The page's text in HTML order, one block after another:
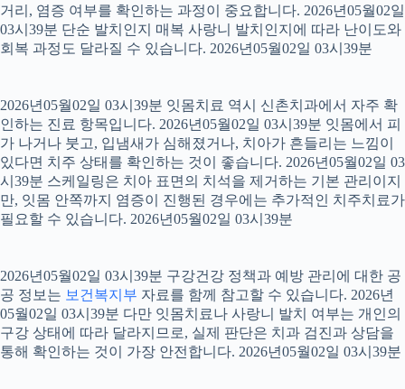
거리, 염증 여부를 확인하는 과정이 중요합니다. 2026년05월02일
03시39분 단순 발치인지 매복 사랑니 발치인지에 따라 난이도와
회복 과정도 달라질 수 있습니다. 2026년05월02일 03시39분
2026년05월02일 03시39분 잇몸치료 역시 신촌치과에서 자주 확
인하는 진료 항목입니다. 2026년05월02일 03시39분 잇몸에서 피
가 나거나 붓고, 입냄새가 심해졌거나, 치아가 흔들리는 느낌이
있다면 치주 상태를 확인하는 것이 좋습니다. 2026년05월02일 03
시39분 스케일링은 치아 표면의 치석을 제거하는 기본 관리이지
만, 잇몸 안쪽까지 염증이 진행된 경우에는 추가적인 치주치료가
필요할 수 있습니다. 2026년05월02일 03시39분
2026년05월02일 03시39분 구강건강 정책과 예방 관리에 대한 공
공 정보는 보건복지부 자료를 함께 참고할 수 있습니다. 2026년
05월02일 03시39분 다만 잇몸치료나 사랑니 발치 여부는 개인의
구강 상태에 따라 달라지므로, 실제 판단은 치과 검진과 상담을
통해 확인하는 것이 가장 안전합니다. 2026년05월02일 03시39분